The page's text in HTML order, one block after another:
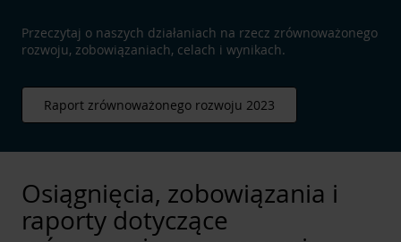
Przeczytaj o naszych działaniach na rzecz zrównoważonego
rozwoju, zobowiązaniach, celach i wynikach.
Raport zrównoważonego rozwoju 2023
Osiągnięcia, zobowiązania i
raporty dotyczące